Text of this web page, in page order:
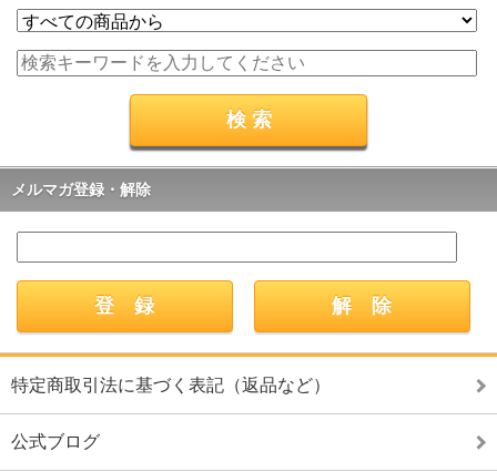
メルマガ登録・解除
特定商取引法に基づく表記（返品など）
公式ブログ